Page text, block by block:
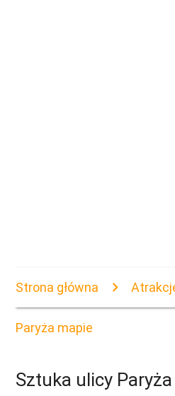
Strona główna
Paryża mapie
Sztuka ulicy